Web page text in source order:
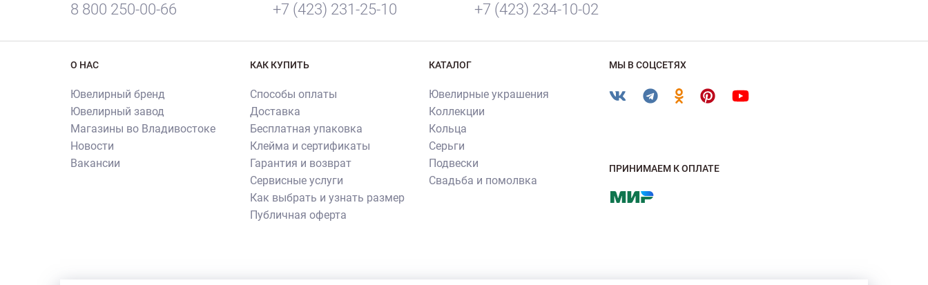
8 800 250-00-66 +7 (423) 231-25-10 +7 (423) 234-10-02
О НАС
Ювелирный бренд
Ювелирный завод
Магазины во Владивостоке
Новости
Вакансии
КАК КУПИТЬ
Способы оплаты
Доставка
Бесплатная упаковка
Клейма и сертификаты
Гарантия и возврат
Сервисные услуги
Как выбрать и узнать размер
Публичная оферта
КАТАЛОГ
Ювелирные украшения
Коллекции
Кольца
Серьги
Подвески
Свадьба и помолвка
МЫ В СОЦСЕТЯХ
ПРИНИМАЕМ К ОПЛАТЕ